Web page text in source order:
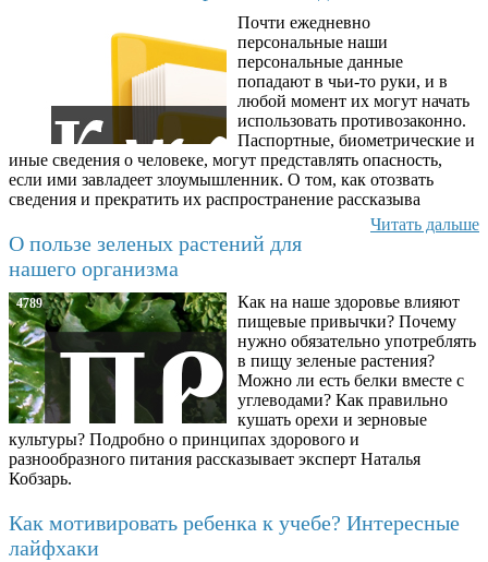
Почти ежедневно
персональные наши
персональные данные
попадают в чьи-то руки, и в
любой момент их могут начать
использовать противозаконно.
Паспортные, биометрические и
иные сведения о человеке, могут представлять опасность,
если ими завладеет злоумышленник. О том, как отозвать
сведения и прекратить их распространение рассказыва
Читать дальше
О пользе зеленых растений для
нашего организма
4789
Как на наше здоровье влияют
пищевые привычки? Почему
нужно обязательно употреблять
в пищу зеленые растения?
Можно ли есть белки вместе с
углеводами? Как правильно
кушать орехи и зерновые
культуры? Подробно о принципах здорового и
разнообразного питания рассказывает эксперт Наталья
Кобзарь.
Как мотивировать ребенка к учебе? Интересные
лайфхаки